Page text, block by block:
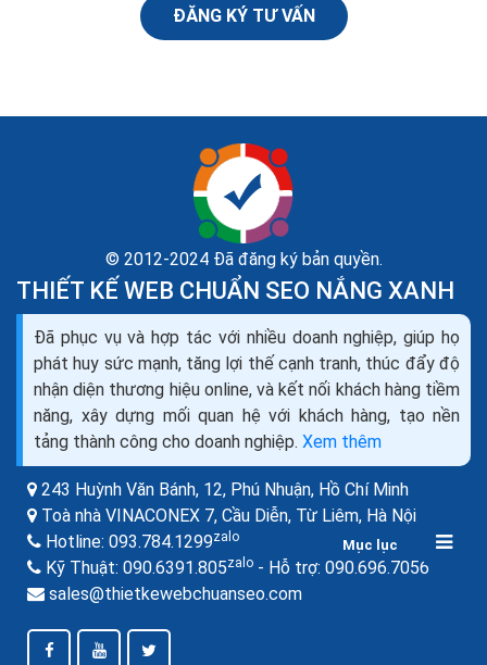
Mục lục
Cách xây dựng nội dung web hấp dẫn chuẩn Google
Bing ra đơn
SEO content hiểu đơn giản là phương pháp SEO dưạ
trên nội dung chất lượng là chính. Các yếu tố quan
trọng nhất giúp làm SEO thành công là: Nội dung,
Onpage, Backlink, Traffic.
ĐĂNG KÝ TƯ VẤN
© 2012-2024 Đã đăng ký bản quyền.
THIẾT KẾ WEB CHUẨN SEO NẮNG XANH
Đã phục vụ và hợp tác với nhiều doanh nghiệp, giúp họ
phát huy sức mạnh, tăng lợi thế cạnh tranh, thúc đẩy độ
nhận diện thương hiệu online, và kết nối khách hàng tiềm
năng, xây dựng mối quan hệ với khách hàng, tạo nền
tảng thành công cho doanh nghiệp. Xem thêm
243 Huỳnh Văn Bánh, 12, Phú Nhuận, Hồ Chí Minh
Toà nhà VINACONEX 7, Cầu Diễn, Từ Liêm, Hà Nội
Hotline: 093.784.1299zalo
Kỹ Thuật: 090.6391.805zalo - Hỗ trợ: 090.696.7056
sales@thietkewebchuanseo.com